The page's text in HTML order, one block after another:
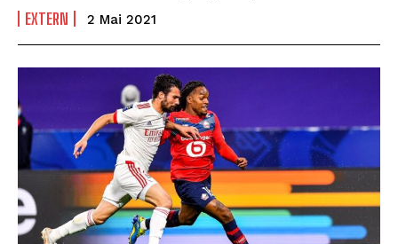
EXTERN 2 Mai 2021